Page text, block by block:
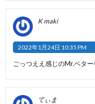
K maki
2022年1月24日 10:35 PM
ごっつええ感じのMr.ベター
てぃま